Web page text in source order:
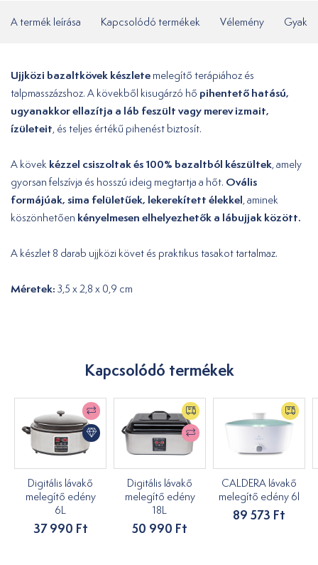
A termék leírása Kapcsolódó termékek Vélemény
Ujjközi bazaltkövek készlete melegítő terápiához és
talpmasszázshoz. A kövekből kisugárzó hő pihentető hatású,
ugyanakkor ellazítja a láb feszült vagy merev izmait,
ízületeit , és teljes értékű pihenést biztosít.
A kövek kézzel csiszoltak és 100% bazaltból készültek , amely
gyorsan felszívja és hosszú ideig megtartja a hőt. Ovális
formájúak, sima felületűek, lekerekített élekkel , aminek
köszönhetően kényelmesen elhelyezhetők a lábujjak között.
A készlet 8 darab ujjközi követ és praktikus tasakot tartalmaz.
Méretek: 3,5 x 2,8 x 0,9 cm
Kapcsolódó termékek
Digitális lávakő
melegítő edény
6L
37 990 Ft
Digitális lávakő
melegítő edény
18L
50 990 Ft
CALDERA lávakő
melegítő edény 6l
89 573 Ft